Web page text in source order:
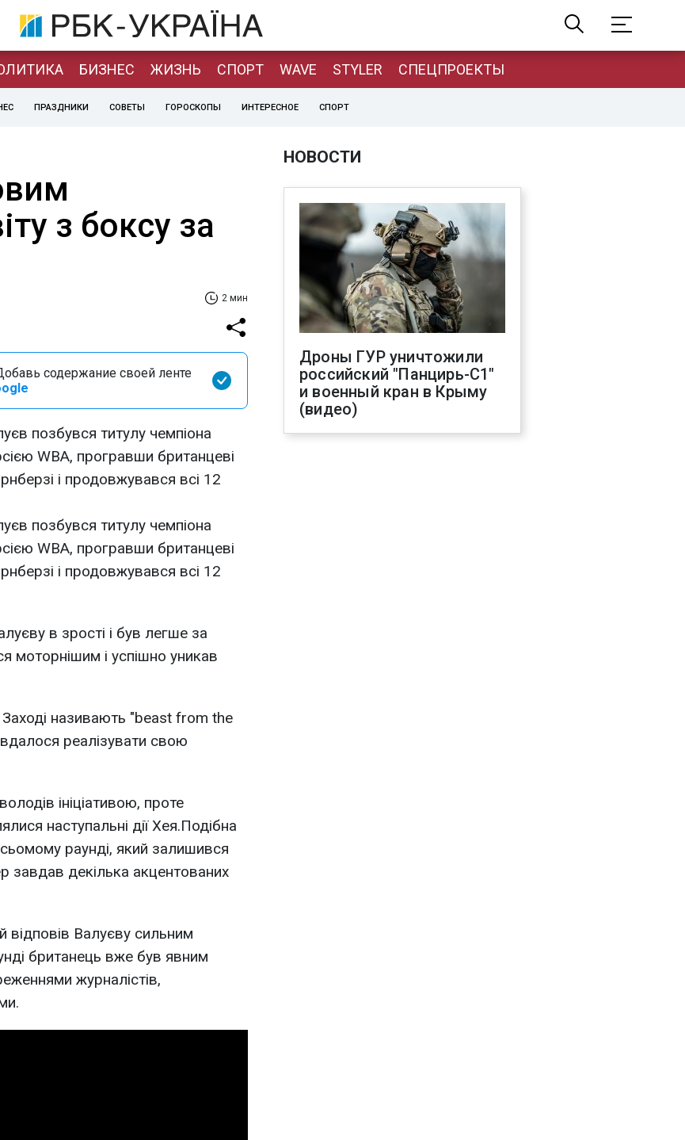
БИЗНЕС ЖИЗНЬ СПОРТ WAVE STYLER СПЕЦПРОЕКТЫ
ПРАЗДНИКИ СОВЕТЫ ГОРОСКОПЫ ИНТЕРЕСНОЕ СПОРТ
з боксу за
2 мин
содержание своей ленте
позбувся титулу чемпіона
WBA, програвши британцеві
і продовжувався всі 12
позбувся титулу чемпіона
WBA, програвши британцеві
і продовжувався всі 12
в зрості і був легше за
моторнішим і успішно уникав
Заході називають "beast from the
реалізувати свою
ініціативою, проте
наступальні дії Хея.Подібна
раунді, який залишився
завдав декілька акцентованих
Валуєву сильним
британець вже був явним
журналістів,
НОВОСТИ
Дроны ГУР уничтожили
российский "Панцирь-С1"
и военный кран в Крыму
(видео)